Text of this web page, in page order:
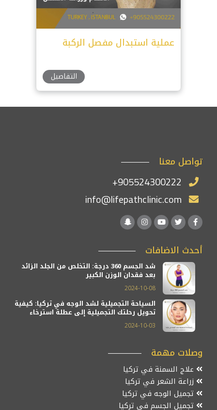
عملية استبدال مفصل الركبة
التفاصيل
تواصل معنا
+905524300222
info@lifepathclinic.com
أحدث الاضافات
شد الجسم 360 درجة: التخلص من الجلد الزائد
بعد فقدان الوزن الكبير
2024-10-08
السياحة التجميلية لشد الوجه في تركيا: كيفية
تحويل رحلتك التجميلية إلى عطلة استرخاء
2024-10-03
وصلات مهمة
علاج السمنة في تركيا
زراعة الشعر في تركيا
تجميل الوجه في تركيا
تجميل الجسم في تركيا